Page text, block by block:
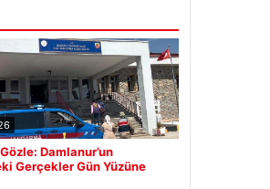
Damlanur’un
Gerçekler Gün Yüzüne